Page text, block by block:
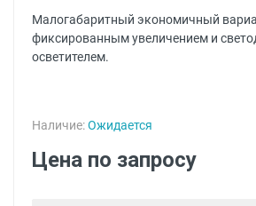
Малогабаритный экономичный
фиксированным увеличением и
осветителем.
Наличие:Ожидается
Цена по запросу